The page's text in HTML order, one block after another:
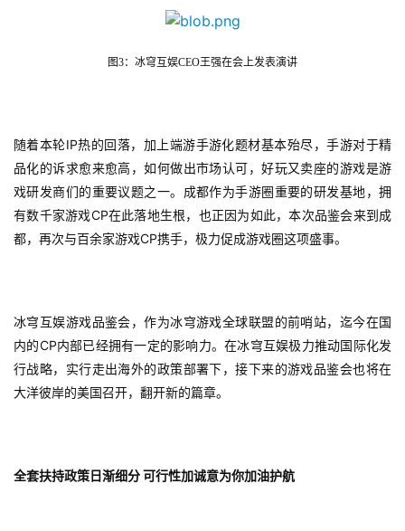
页
图3：冰穹互娱CEO王强在会上发表演讲
随着本轮IP热的回落，加上端游手游化题材基本殆尽，手游对于精
品化的诉求愈来愈高，如何做出市场认可，好玩又卖座的游戏是游
戏研发商们的重要议题之一。成都作为手游圈重要的研发基地，拥
有数千家游戏CP在此落地生根，也正因为如此，本次品鉴会来到成
都，再次与百余家游戏CP携手，极力促成游戏圈这项盛事。
冰穹互娱游戏品鉴会，作为冰穹游戏全球联盟的前哨站，迄今在国
内的CP内部已经拥有一定的影响力。在冰穹互娱极力推动国际化发
行战略，实行走出海外的政策部署下，接下来的游戏品鉴会也将在
大洋彼岸的美国召开，翻开新的篇章。
全套扶持政策日渐细分 可行性加诚意为你加油护航